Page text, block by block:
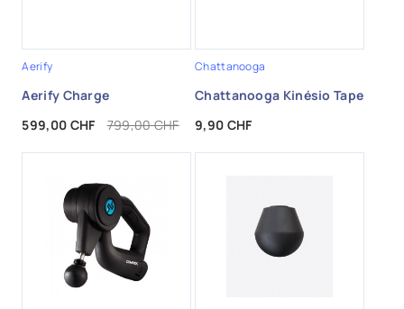
Aerify
Aerify Charge
Prix
599,00 CHF Prix de base
799,00 CHF
Chattanooga
Chattanooga Kinésio Tape
Prix
9,90 CHF